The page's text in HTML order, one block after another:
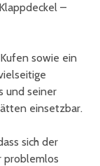
–
sowie ein
und seiner
einsetzbar.
sich der
problemlos